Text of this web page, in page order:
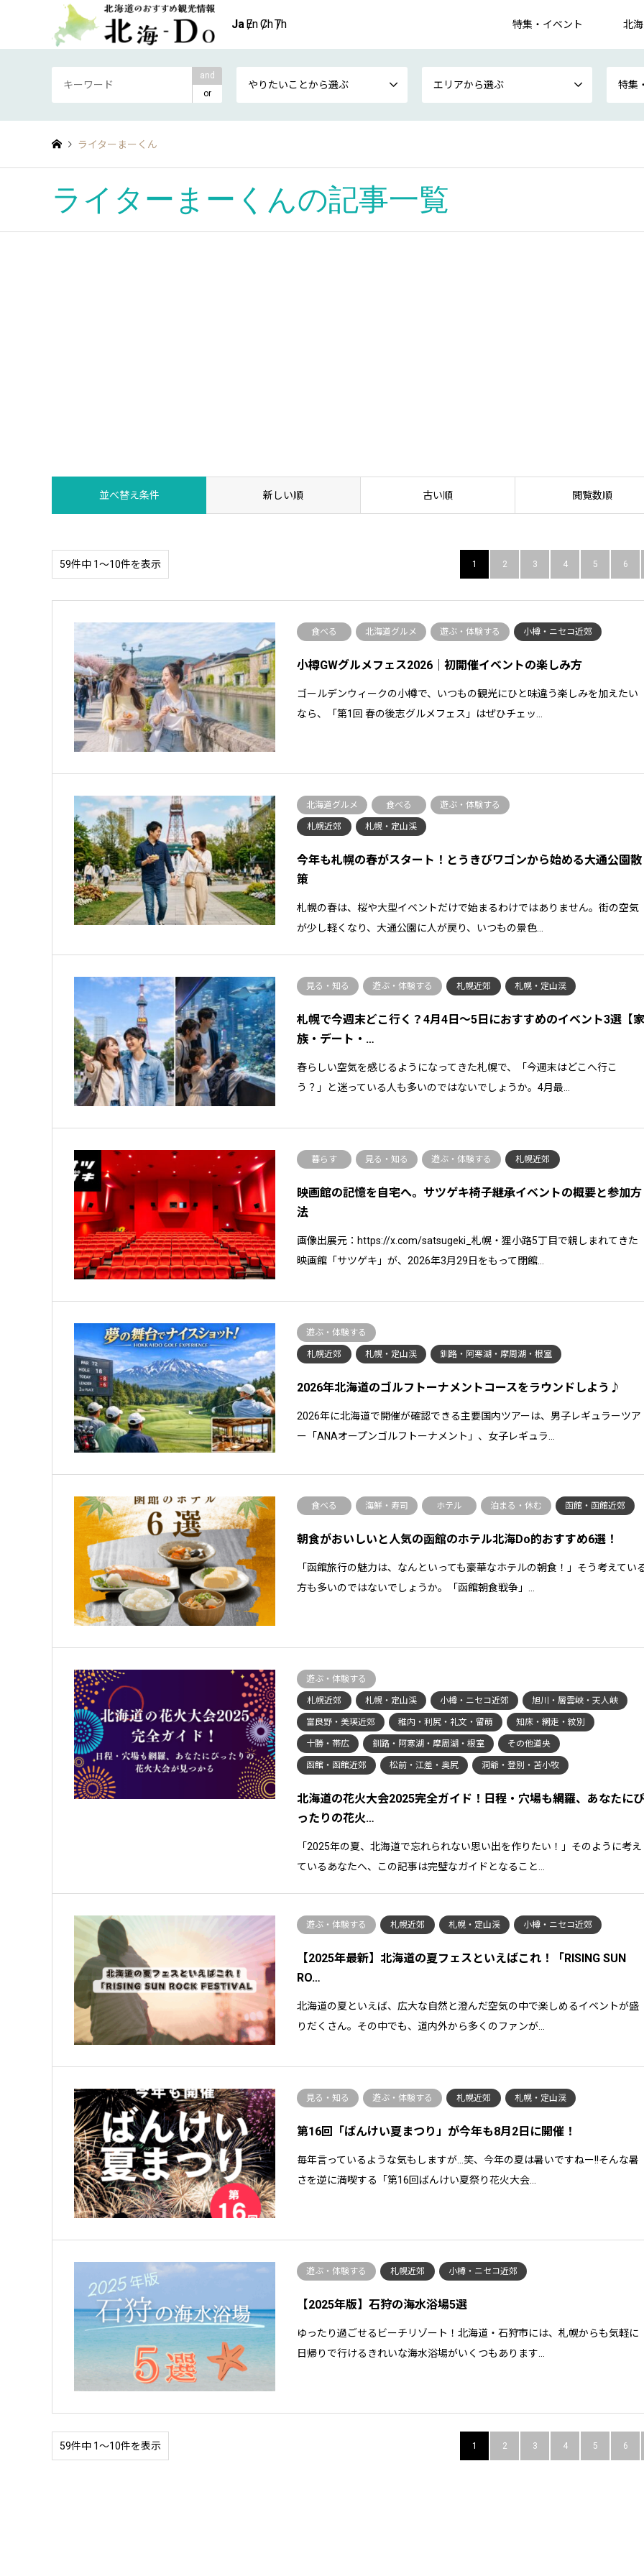
特集・イベント 北
and
or
やりたいことから選ぶ エリアから選ぶ 特集
ライターまーくん
ライターまーくんの記事一覧
並べ替え条件 新しい順 古い順 閲覧数順
59件中 1〜10件を表示 1 2 3 4 5 6
食べる 北海道グルメ 遊ぶ・体験する 小樽・ニセコ近郊
小樽GWグルメフェス2026｜初開催イベントの楽しみ方
ゴールデンウィークの小樽で、いつもの観光にひと味違う楽しみを加えたい
なら、「第1回 春の後志グルメフェス」はぜひチェッ…
北海道グルメ 食べる 遊ぶ・体験する
札幌近郊 札幌・定山渓
今年も札幌の春がスタート！とうきびワゴンから始める大通公園散
策
札幌の春は、桜や大型イベントだけで始まるわけではありません。街の空気
が少し軽くなり、大通公園に人が戻り、いつもの景色…
見る・知る 遊ぶ・体験する 札幌近郊 札幌・定山渓
札幌で今週末どこ行く？4月4日〜5日におすすめのイベント3選【
族・デート・…
春らしい空気を感じるようになってきた札幌で、「今週末はどこへ行こ
う？」と迷っている人も多いのではないでしょうか。4月最…
暮らす 見る・知る 遊ぶ・体験する 札幌近郊
映画館の記憶を自宅へ。サツゲキ椅子継承イベントの概要と参加方
法
画像出展元：https://x.com/satsugeki_札幌・狸小路5丁目で親しまれてきた
映画館「サツゲキ」が、2026年3月29日をもって閉館…
遊ぶ・体験する
札幌近郊 札幌・定山渓 釧路・阿寒湖・摩周湖・根室
2026年北海道のゴルフトーナメントコースをラウンドしよう♪
2026年に北海道で開催が確認できる主要国内ツアーは、男子レギュラーツア
ー「ANAオープンゴルフトーナメント」、女子レギュラ…
食べる 海鮮・寿司 ホテル 泊まる・休む 函館・函館近郊
朝食がおいしいと人気の函館のホテル北海Do的おすすめ6選！
「函館旅行の魅力は、なんといっても豪華なホテルの朝食！」そう考えてい
方も多いのではないでしょうか。「函館朝食戦争」…
遊ぶ・体験する
札幌近郊 札幌・定山渓 小樽・ニセコ近郊 旭川・層雲峡・天人峡
富良野・美瑛近郊 稚内・利尻・礼文・留萌 知床・網走・紋別
十勝・帯広 釧路・阿寒湖・摩周湖・根室 その他道央
函館・函館近郊 松前・江差・奥尻 洞爺・登別・苫小牧
北海道の花火大会2025完全ガイド！日程・穴場も網羅、あなたに
ったりの花火…
「2025年の夏、北海道で忘れられない思い出を作りたい！」そのように考え
ているあなたへ、この記事は完璧なガイドとなること…
遊ぶ・体験する 札幌近郊 札幌・定山渓 小樽・ニセコ近郊
【2025年最新】北海道の夏フェスといえばこれ！「RISING SUN
RO…
北海道の夏といえば、広大な自然と澄んだ空気の中で楽しめるイベントが盛
りだくさん。その中でも、道内外から多くのファンが…
見る・知る 遊ぶ・体験する 札幌近郊 札幌・定山渓
第16回「ばんけい夏まつり」が今年も8月2日に開催！
毎年言っているような気もしますが...笑、今年の夏は暑いですねー!!そんな暑
さを逆に満喫する「第16回ばんけい夏祭り花火大会…
遊ぶ・体験する 札幌近郊 小樽・ニセコ近郊
【2025年版】石狩の海水浴場5選
ゆったり過ごせるビーチリゾート！北海道・石狩市には、札幌からも気軽に
日帰りで行けるきれいな海水浴場がいくつもあります…
59件中 1〜10件を表示 1 2 3 4 5 6